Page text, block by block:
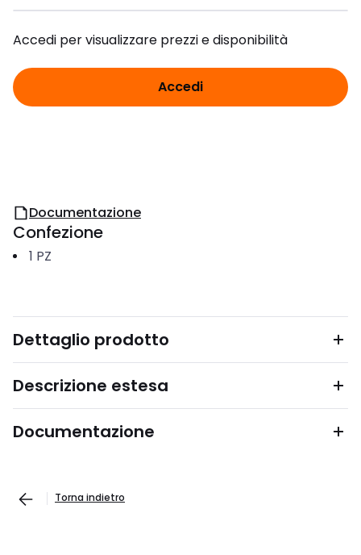
Accedi per visualizzare prezzi e disponibilità
Accedi
Documentazione
Confezione
1 PZ
Dettaglio prodotto
Descrizione estesa
Documentazione
Torna indietro